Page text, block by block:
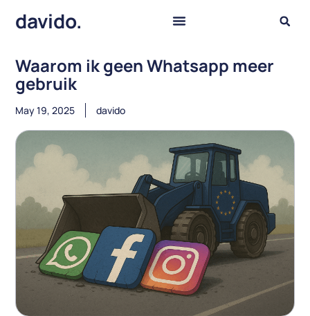
davido.
Waarom ik geen Whatsapp meer
gebruik
May 19, 2025 davido